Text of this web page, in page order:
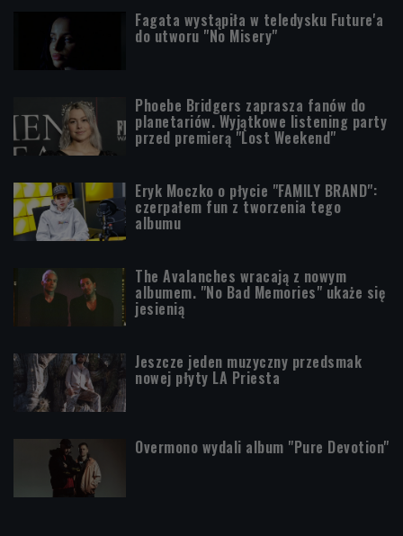
Fagata wystąpiła w teledysku Future'a
do utworu "No Misery"
Phoebe Bridgers zaprasza fanów do
planetariów. Wyjątkowe listening party
przed premierą "Lost Weekend"
Eryk Moczko o płycie "FAMILY BRAND":
czerpałem fun z tworzenia tego
albumu
The Avalanches wracają z nowym
albumem. "No Bad Memories" ukaże się
jesienią
Jeszcze jeden muzyczny przedsmak
nowej płyty LA Priesta
Overmono wydali album "Pure Devotion"